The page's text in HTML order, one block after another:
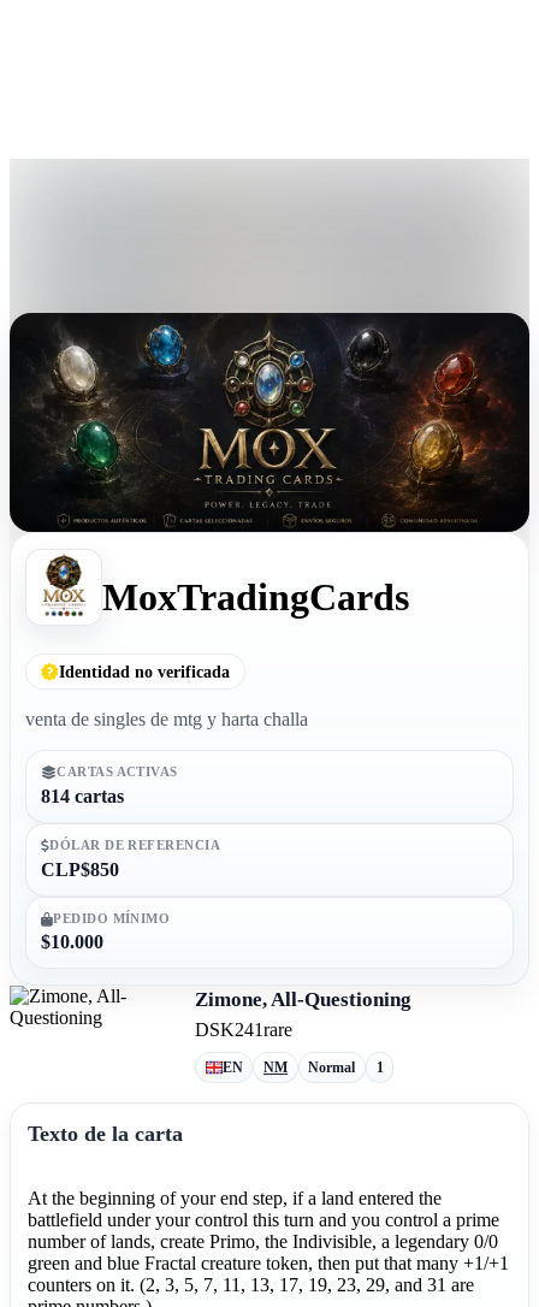
MoxTradingCards
Identidad no verificada
venta de singles de mtg y harta challa
CARTAS ACTIVAS
814 cartas
DÓLAR DE REFERENCIA
CLP$850
PEDIDO MÍNIMO
$10.000
Zimone, All-Questioning
DSK241rare
EN NM Normal 1
Texto de la carta
At the beginning of your end step, if a land entered the
battlefield under your control this turn and you control a prime
number of lands, create Primo, the Indivisible, a legendary 0/0
green and blue Fractal creature token, then put that many +1/+1
counters on it. (2, 3, 5, 7, 11, 13, 17, 19, 23, 29, and 31 are